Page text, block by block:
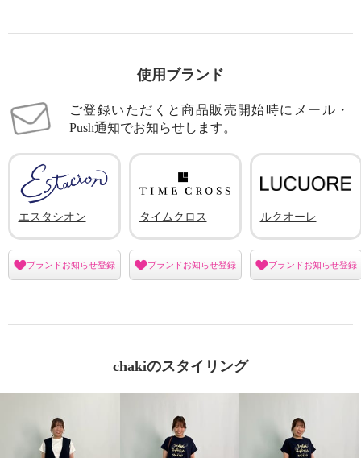
使用ブランド
ご登録いただくと商品販売開始時にメール・
Push通知でお知らせします。
エスタシオン
ブランドお知らせ登録
タイムクロス
ブランドお知らせ登録
ルクオーレ
ブランドお知らせ登録
chakiのスタイリング